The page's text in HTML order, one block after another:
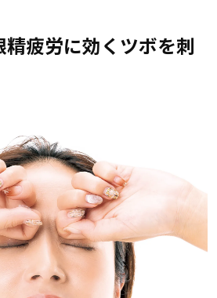
精疲労に効くツボを刺